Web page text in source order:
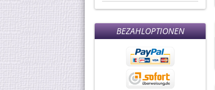
BEZAHLOPTIONEN